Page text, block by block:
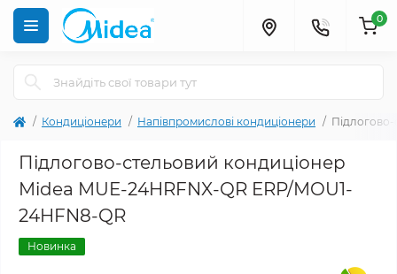
0
Кондиціонери Напівпромислові кондиціонери
Підлогово-стельовий кондиціонер
Midea MUE-24HRFNX-QR ERP/MOU1-
24HFN8-QR
Новинка